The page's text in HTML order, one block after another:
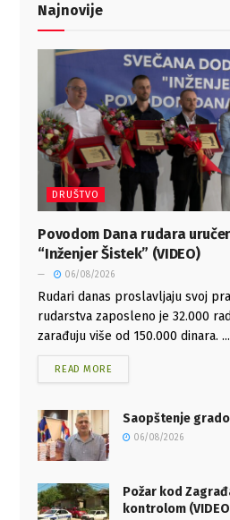
Najnovije
DRUŠTVO
Povodom Dana rudara
“Inženjer Šistek” (VIDEO)
06/08/2026
Rudari danas proslavljaju svoj
rudarstva zaposleno je 32.000
zarađuju više od 150.000 dinara. ...
READ MORE
Saopštenje
06/08/2026
Požar kod
kontrolom